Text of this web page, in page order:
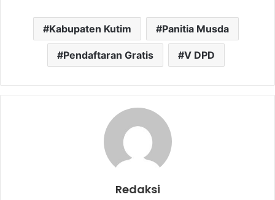
Kabupaten Kutim Panitia Musda
Pendaftaran Gratis V DPD
Redaksi